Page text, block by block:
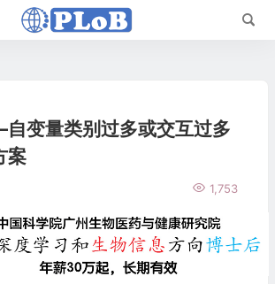
变量类别过多或交互过多
案
1,753